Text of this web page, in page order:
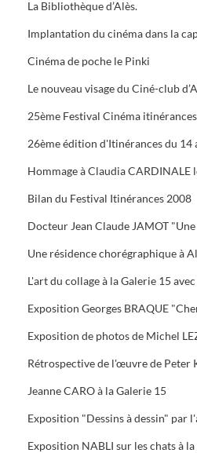
La Bibliothèque d’Alès.
Cinéma de poche le Pinki
Le nouveau visage du Ciné-club
26ème édition d'Itinérances du 14
Bilan du Festival Itinérances 2008
Une résidence chorégraphique à
L'art du collage à la Galerie 15
Exposition Georges BRAQUE
Jeanne CARO à la Galerie 15
Exposition NABLI sur les chats à